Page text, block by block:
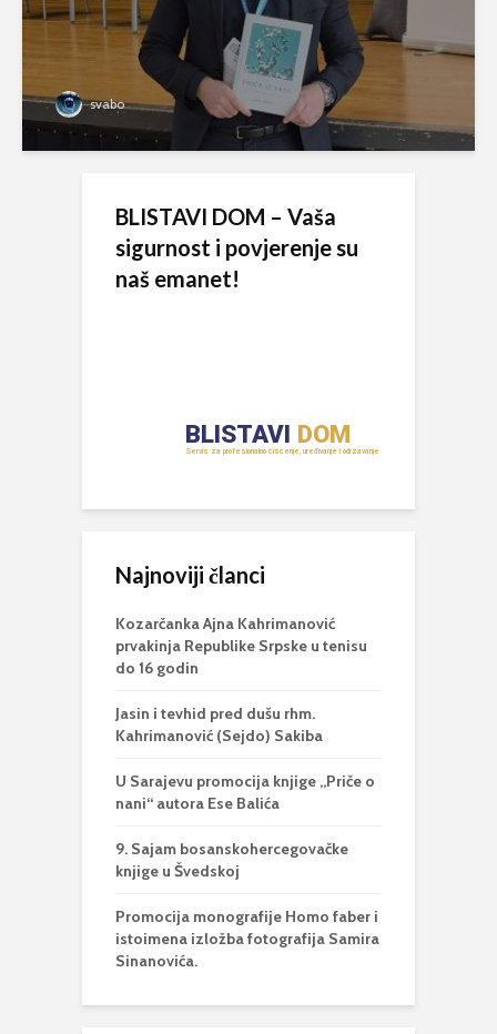
svabo
BLISTAVI DOM – Vaša
sigurnost i povjerenje su
naš emanet!
Najnoviji članci
Kozarčanka Ajna Kahrimanović
prvakinja Republike Srpske u tenisu
do 16 godin
Jasin i tevhid pred dušu rhm.
Kahrimanović (Sejdo) Sakiba
U Sarajevu promocija knjige „Priče o
nani“ autora Ese Balića
9. Sajam bosanskohercegovačke
knjige u Švedskoj
Promocija monografije Homo faber i
istoimena izložba fotografija Samira
Sinanovića.